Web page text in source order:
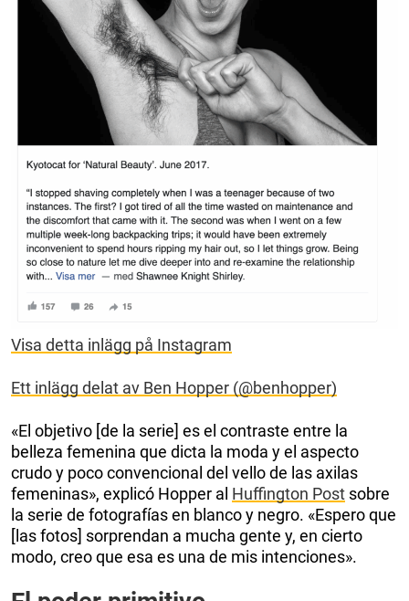
Visa detta inlägg på Instagram
Ett inlägg delat av Ben Hopper (@benhopper)
«El objetivo [de la serie] es el contraste entre la
belleza femenina que dicta la moda y el aspecto
crudo y poco convencional del vello de las axilas
femeninas», explicó Hopper al Huffington Post sobre
la serie de fotografías en blanco y negro. «Espero que
[las fotos] sorprendan a mucha gente y, en cierto
modo, creo que esa es una de mis intenciones».